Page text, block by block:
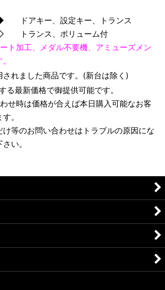
ドアキー、設定キー、トランス
トランス、ボリューム付
ト加工、メダル不要機、アミューズメン
されました商品です。(新台は除く)
る最新価格で御提供可能です。
時は価格が合えば本日購入可能なお客
。
お問い合わせはトラブルの原因にな
い。